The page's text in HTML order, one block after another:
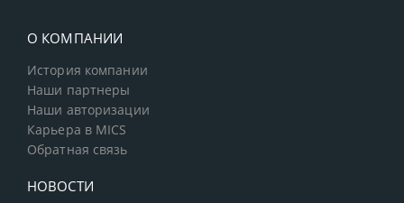
О КОМПАНИИ
История компании
Наши партнеры
Наши авторизации
Карьера в MICS
Обратная связь
НОВОСТИ